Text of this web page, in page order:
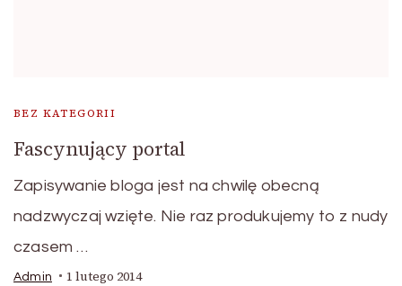
BEZ KATEGORII
Fascynujący portal
Zapisywanie bloga jest na chwilę obecną
nadzwyczaj wzięte. Nie raz produkujemy to z nudy
czasem …
Admin 1 lutego 2014